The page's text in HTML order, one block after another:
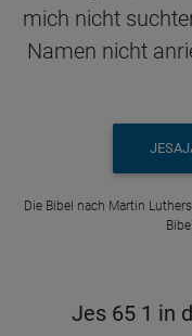
mich nicht
Namen nicht
Die Bibel nach Martin
Jes 65 1 in